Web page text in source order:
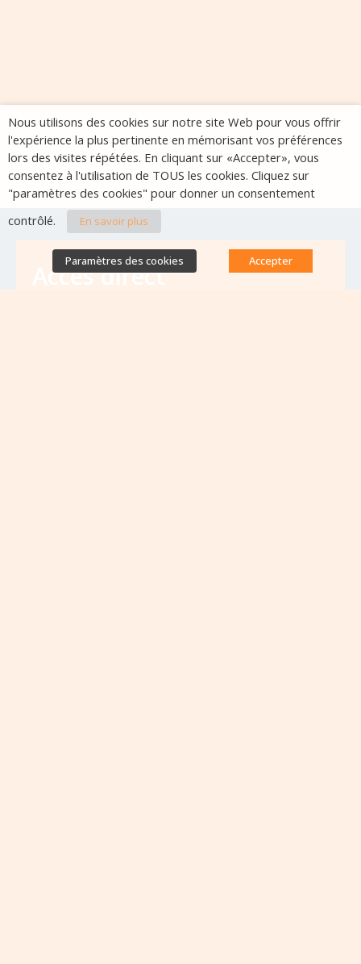
Accès direct
Nous utilisons des cookies sur notre site Web pour vous offrir
l'expérience la plus pertinente en mémorisant vos préférences
lors des visites répétées. En cliquant sur «Accepter», vous
consentez à l'utilisation de TOUS les cookies. Cliquez sur
"paramètres des cookies" pour donner un consentement
contrôlé.
En savoir plus
Paramètres des cookies Accepter